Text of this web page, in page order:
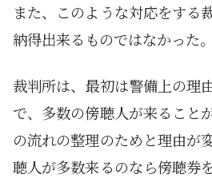
また、このような対応をする
納得出来るものではなかった。
裁判所は、最初は警備上の理
で、多数の傍聴人が来ること
の流れの整理のためと理由が
聴人が多数来るのなら傍聴券